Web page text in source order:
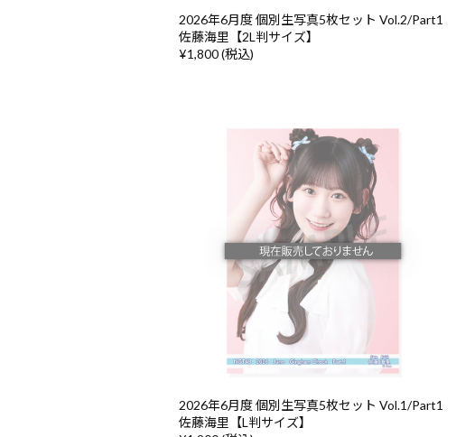
2026年6月度 個別生写真5枚セット Vol.2/Part1
佐藤海里【2L判サイズ】
¥1,800 (税込)
2026年6月度 個別生写真5枚セット Vol.1/Part1
佐藤海里【L判サイズ】